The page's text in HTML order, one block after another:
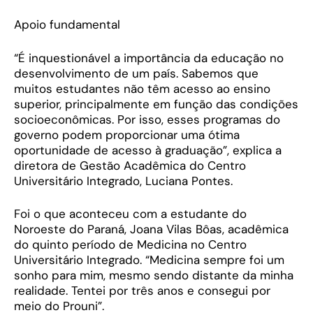
Apoio fundamental
“É inquestionável a importância da educação no
desenvolvimento de um país. Sabemos que
muitos estudantes não têm acesso ao ensino
superior, principalmente em função das condições
socioeconômicas. Por isso, esses programas do
governo podem proporcionar uma ótima
oportunidade de acesso à graduação”, explica a
diretora de Gestão Acadêmica do Centro
Universitário Integrado, Luciana Pontes.
Foi o que aconteceu com a estudante do
Noroeste do Paraná, Joana Vilas Bôas, acadêmica
do quinto período de Medicina no Centro
Universitário Integrado. “Medicina sempre foi um
sonho para mim, mesmo sendo distante da minha
realidade. Tentei por três anos e consegui por
meio do Prouni”.